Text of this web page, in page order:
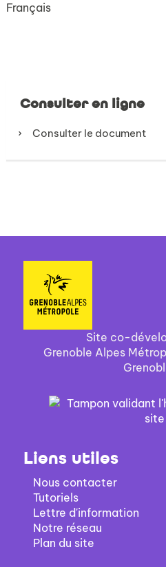
Français
Consulter en ligne
Consulter le document
Site co-
Grenoble Alpes
Liens utiles
Nous contacter
Tutoriels
Lettre d'information
Notre réseau
Plan du site